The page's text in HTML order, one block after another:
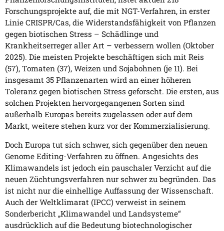
Forschungsprojekte auf, die mit NGT-Verfahren, in erster
Linie CRISPR/Cas, die Widerstandsfähigkeit von Pflanzen
gegen biotischen Stress – Schädlinge und
Krankheitserreger aller Art – verbessern wollen (Oktober
2025). Die meisten Projekte beschäftigen sich mit Reis
(57), Tomaten (37), Weizen und Sojabohnen (je 11). Bei
insgesamt 35 Pflanzenarten wird an einer höheren
Toleranz gegen biotischen Stress geforscht. Die ersten, aus
solchen Projekten hervorgegangenen Sorten sind
außerhalb Europas bereits zugelassen oder auf dem
Markt, weitere stehen kurz vor der Kommerzialisierung.
Doch Europa tut sich schwer, sich gegenüber den neuen
Genome Editing-Verfahren zu öffnen. Angesichts des
Klimawandels ist jedoch ein pauschaler Verzicht auf die
neuen Züchtungsverfahren nur schwer zu begründen. Das
ist nicht nur die einhellige Auffassung der Wissenschaft.
Auch der Weltklimarat (IPCC) verweist in seinem
Sonderbericht „Klimawandel und Landsysteme“
ausdrücklich auf die Bedeutung biotechnologischer